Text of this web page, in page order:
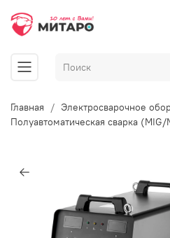
Главная
Электросварочное
Полуавтоматическая сварка (MIG/